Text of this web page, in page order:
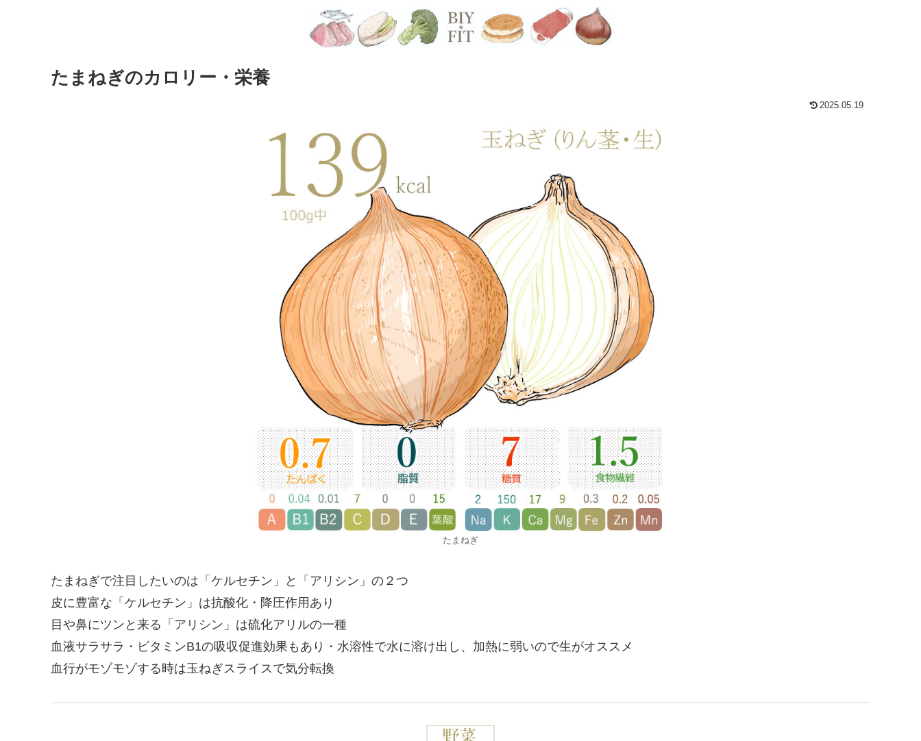
たまねぎのカロリー・栄養
2025.05.19
たまねぎ
たまねぎで注目したいのは「ケルセチン」と「アリシン」の２つ
皮に豊富な「ケルセチン」は抗酸化・降圧作用あり
目や鼻にツンと来る「アリシン」は硫化アリルの一種
血液サラサラ・ビタミンB1の吸収促進効果もあり・水溶性で水に溶け出し、加熱に弱いので生がオススメ
血行がモゾモゾする時は玉ねぎスライスで気分転換